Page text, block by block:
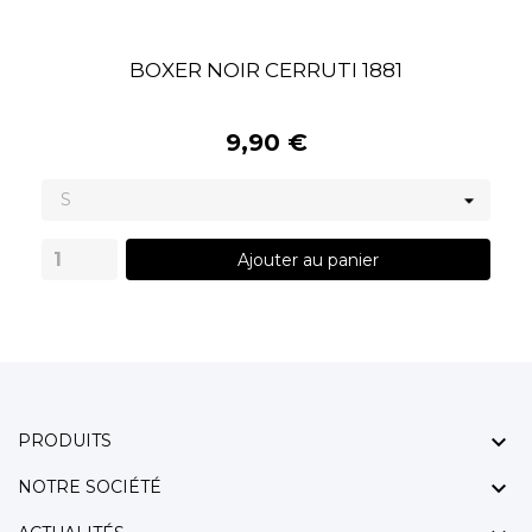
BOXER NOIR CERRUTI 1881
9,90 €
Ajouter au panier
PRODUITS 
NOTRE SOCIÉTÉ 